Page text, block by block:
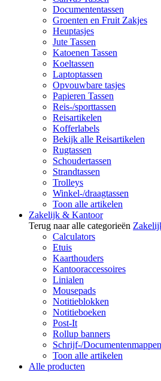
Documententassen
Groenten en Fruit Zakjes
Heuptasjes
Jute Tassen
Katoenen Tassen
Koeltassen
Laptoptassen
Opvouwbare tasjes
Papieren Tassen
Reis-/sporttassen
Reisartikelen
Kofferlabels
Bekijk alle Reisartikelen
Rugtassen
Schoudertassen
Strandtassen
Trolleys
Winkel-/draagtassen
Toon alle artikelen
Zakelijk & Kantoor
Terug naar alle categorieën
Calculators
Etuis
Kaarthouders
Kantooraccessoires
Linialen
Mousepads
Notitieblokken
Notitieboeken
Post-It
Rollup banners
Schrijf-/Documentenmappen
Toon alle artikelen
Alle producten